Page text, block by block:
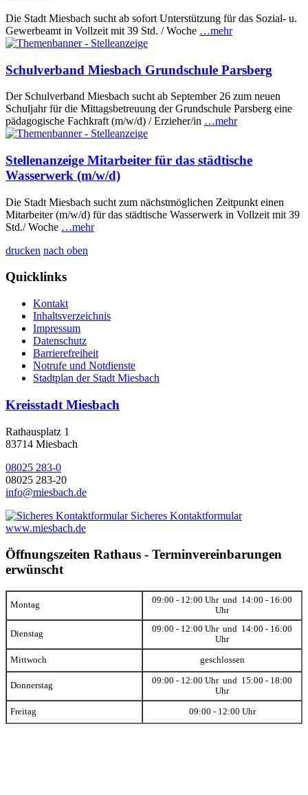
Die Stadt Miesbach sucht ab sofort Unterstützung für das Sozial- u.
Gewerbeamt in Vollzeit mit 39 Std. / Woche …mehr
Schulverband Miesbach Grundschule Parsberg
Der Schulverband Miesbach sucht ab September 26 zum neuen
Schuljahr für die Mittagsbetreuung der Grundschule Parsberg eine
pädagogische Fachkraft (m/w/d) / Erzieher/in …mehr
Stellenanzeige Mitarbeiter für das städtische
Wasserwerk (m/w/d)
Die Stadt Miesbach sucht zum nächstmöglichen Zeitpunkt einen
Mitarbeiter (m/w/d) für das städtische Wasserwerk in Vollzeit mit 39
Std./ Woche …mehr
drucken nach oben
Quicklinks
Kontakt
Inhaltsverzeichnis
Impressum
Datenschutz
Barrierefreiheit
Notrufe und Notdienste
Stadtplan der Stadt Miesbach
Kreisstadt Miesbach
Rathausplatz 1
83714 Miesbach
08025 283-0
08025 283-20
info@miesbach.de
Sicheres Kontaktformular
www.miesbach.de
Öffnungszeiten Rathaus - Terminvereinbarungen
erwünscht
Montag
09:00 - 12:00 Uhr und 14:00 - 16:00
Uhr
Dienstag
09:00 - 12:00 Uhr und 14:00 - 16:00
Uhr
Mittwoch geschlossen
Donnerstag
09:00 - 12:00 Uhr und 15:00 - 18:00
Uhr
Freitag 09:00 - 12:00 Uhr